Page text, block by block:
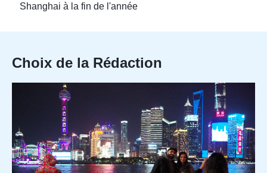
Shanghai à la fin de l'année
Choix de la Rédaction